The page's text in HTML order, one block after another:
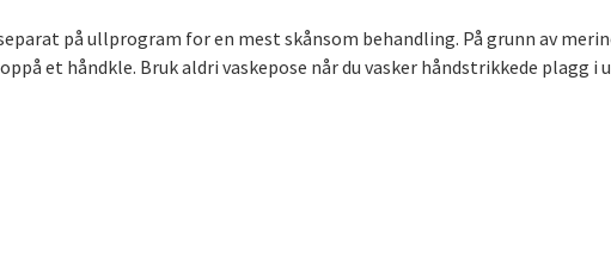
på ullprogram for en mest skånsom behandling. På grunn av
et håndkle. Bruk aldri vaskepose når du vasker håndstrikkede plagg